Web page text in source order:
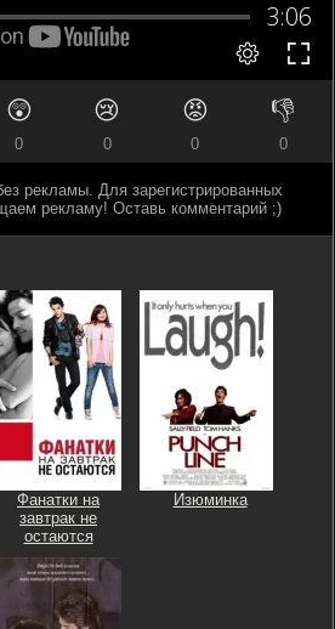
😲
0
😢
0
😡
0
👎
0
рекламы. Для зарегистрированных
рекламу! Оставь комментарий ;)
Фанатки на
завтрак не
остаются
Изюминка